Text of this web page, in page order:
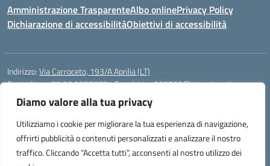
Diamo valore alla tua privacy
Utilizziamo i cookie per migliorare la tua esperienza di navigazione,
offrirti pubblicità o contenuti personalizzati e analizzare il nostro
traffico. Cliccando “Accetta tutti”, acconsenti al nostro utilizzo dei
Amministrazione TrasparenteAlbo onlinePrivacy Policy
Dichiarazione di accessibilitàObiettivi di accessibilità
Indirizzo:Via Carroceto, 193/A Aprilia (LT)
Centralino:+39 06 9257678 Email:Ltps060002@istruzione.it
Posta elettronica certificata (PEC): Ltps060002@pec.istruzione.it
Codice fiscale: 91001930592
Codice meccanografico: LTPS060002